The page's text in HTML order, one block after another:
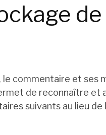
le commentaire et ses
de reconnaître et
suivants au lieu de